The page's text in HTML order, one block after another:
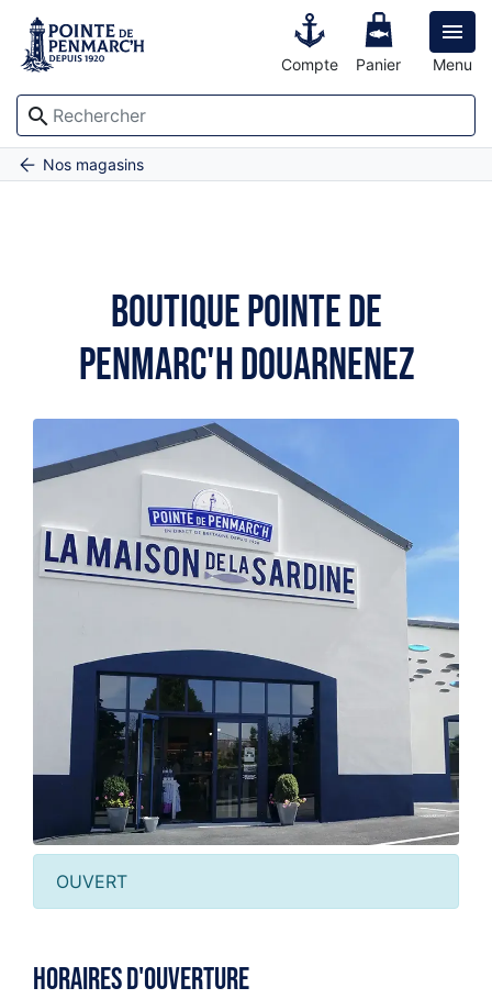

Menu
search
Compte Panier
AccueilNos magasins
Pointe de Penmarc'h Douarnenez
Boutique Pointe de
Penmarc'h Douarnenez
OUVERT
Horaires d'ouverture